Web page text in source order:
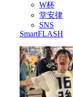
W杯
堂安律
SNS
SmartFLASH